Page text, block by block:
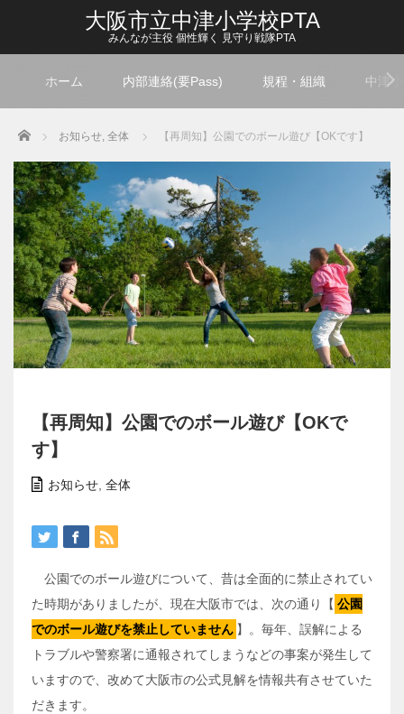
大阪市立中津小学校PTA
みんなが主役 個性輝く 見守り戦隊PTA
ホーム 内部連絡(要Pass) 規程・組織 中津
Home お知らせ, 全体 【再周知】公園でのボール遊び【OKです】
【再周知】公園でのボール遊び【OKで
す】
お知らせ 全体
公園でのボール遊びについて、昔は全面的に禁止されてい
た時期がありましたが、現在大阪市では、次の通り【 公園
でのボール遊びを禁止していません 】。毎年、誤解による
トラブルや警察署に通報されてしまうなどの事案が発生して
いますので、改めて大阪市の公式見解を情報共有させていた
だきます。